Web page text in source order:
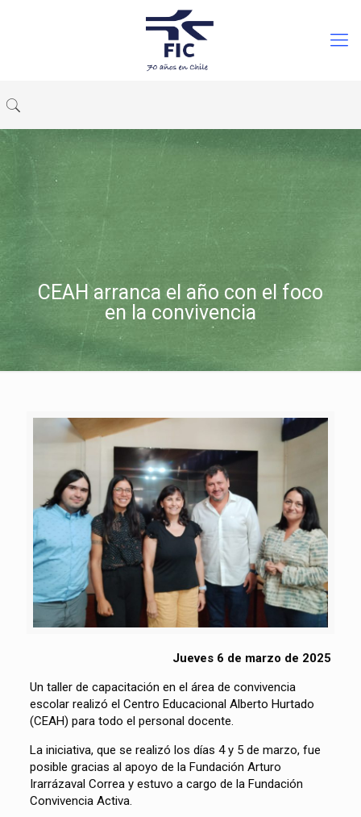
CEAH arranca el año con el foco
en la convivencia
Jueves 6 de marzo de 2025
Un taller de capacitación en el área de convivencia
escolar realizó el Centro Educacional Alberto Hurtado
(CEAH) para todo el personal docente.
La iniciativa, que se realizó los días 4 y 5 de marzo, fue
posible gracias al apoyo de la Fundación Arturo
Irarrázaval Correa y estuvo a cargo de la Fundación
Convivencia Activa.